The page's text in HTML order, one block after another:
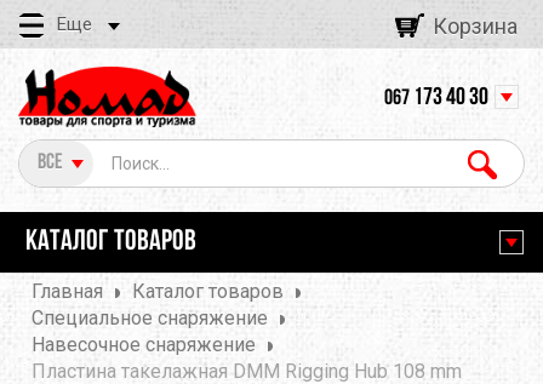
Еще Корзина
Все
067 173 40 30
КАТАЛОГ ТОВАРОВ
Главная
Каталог товаров
Специальное снаряжение
Навесочное снаряжение
Пластина такелажная DMM Rigging Hub 108 mm